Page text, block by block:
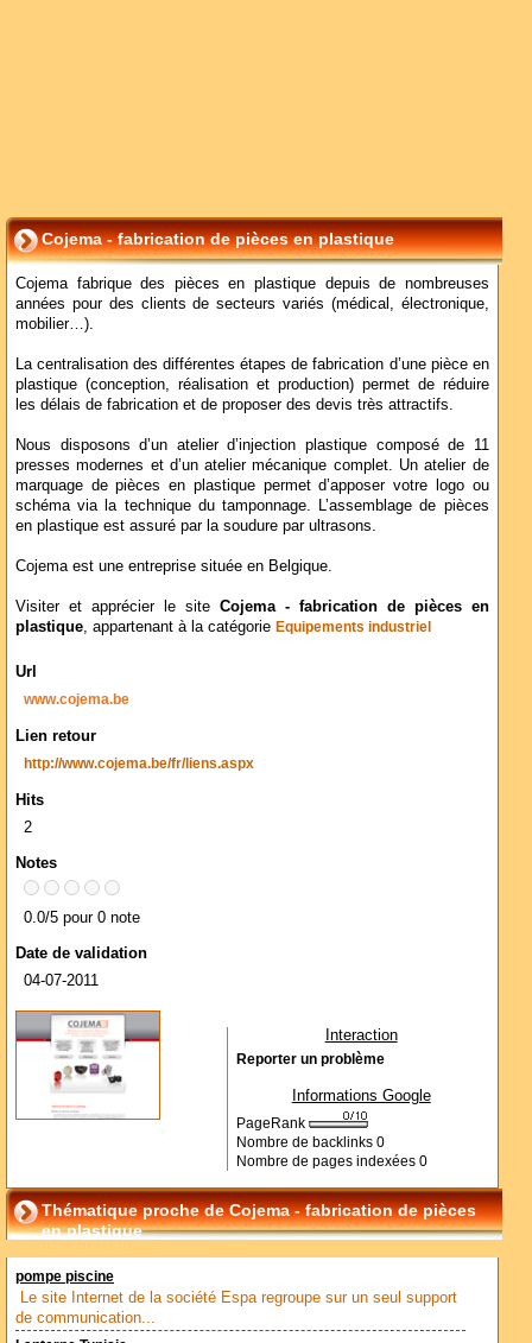
Cojema - fabrication de pièces en plastique
Cojema fabrique des pièces en plastique depuis de nombreuses
années pour des clients de secteurs variés (médical, électronique,
mobilier…).
La centralisation des différentes étapes de fabrication d’une pièce en
plastique (conception, réalisation et production) permet de réduire
les délais de fabrication et de proposer des devis très attractifs.
Nous disposons d’un atelier d’injection plastique composé de 11
presses modernes et d’un atelier mécanique complet. Un atelier de
marquage de pièces en plastique permet d’apposer votre logo ou
schéma via la technique du tamponnage. L’assemblage de pièces
en plastique est assuré par la soudure par ultrasons.
Cojema est une entreprise située en Belgique.
Visiter et apprécier le site Cojema - fabrication de pièces en
plastique, appartenant à la catégorie Equipements industriel
Url
www.cojema.be
Lien retour
http://www.cojema.be/fr/liens.aspx
Hits
2
Notes
0.0/5 pour 0 note
Date de validation
04-07-2011
Interaction
Reporter un problème
Informations Google
PageRank
Nombre de backlinks 0
Nombre de pages indexées 0
Thématique proche de Cojema - fabrication de pièces
en plastique
pompe piscine
Le site Internet de la société Espa regroupe sur un seul support
de communication...